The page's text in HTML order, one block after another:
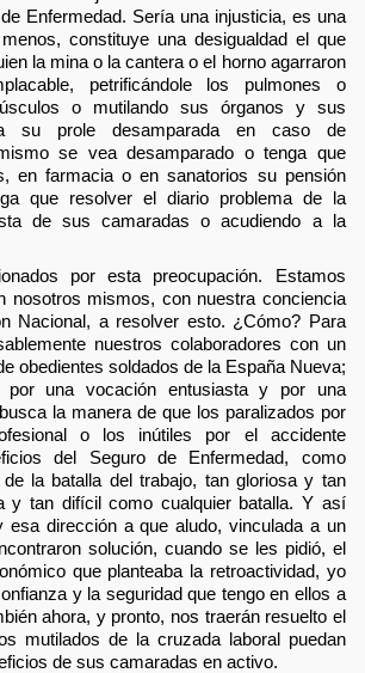
Enfermedad. Sería una injusticia, es una
constituye una desigualdad el que
la mina o la cantera o el horno agarraron
petrificándole los pulmones o
o mutilando sus órganos y sus
su prole desamparada en caso de
se vea desamparado o tenga que
en farmacia o en sanatorios su pensión
que resolver el diario problema de la
de sus camaradas o acudiendo a la
por esta preocupación. Estamos
nosotros mismos, con nuestra conciencia
Nacional, a resolver esto. ¿Cómo? Para
nuestros colaboradores con un
obedientes soldados de la España Nueva;
por una vocación entusiasta y por una
la manera de que los paralizados por
o los inútiles por el accidente
del Seguro de Enfermedad, como
la batalla del trabajo, tan gloriosa y tan
y tan difícil como cualquier batalla. Y así
esa dirección a que aludo, vinculada a un
solución, cuando se les pidió, el
que planteaba la retroactividad, yo
y la seguridad que tengo en ellos a
ahora, y pronto, nos traerán resuelto el
mutilados de la cruzada laboral puedan
de sus camaradas en activo.